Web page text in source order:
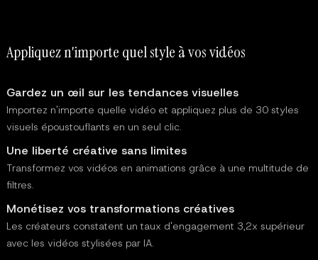
Appliquez n'importe quel style à vos vidéos
Gardez un œil sur les tendances visuelles
Importez n'importe quelle vidéo et appliquez plus de 30 styles
visuels époustouflants en un seul clic.
Une liberté créative sans limites
Transformez vos vidéos en animations grâce à une multitude de
filtres.
Monétisez vos transformations créatives
Les créateurs constatent un taux d'engagement 3,2x supérieur
avec les vidéos stylisées par IA.